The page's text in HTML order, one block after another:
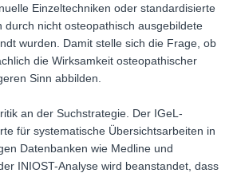
Einzeltechniken oder standardisierte
durch nicht osteopathisch ausgebildete
wurden. Damit stelle sich die Frage, ob
die Wirksamkeit osteopathischer
Sinn abbilden.
an der Suchstrategie. Der IGeL-
für systematische Übersichtsarbeiten in
Datenbanken wie Medline und
INIOST-Analyse wird beanstandet, dass